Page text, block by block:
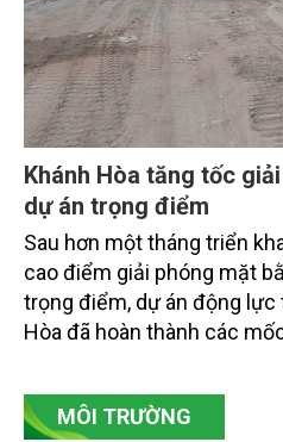
Khánh Hòa tăng tốc
dự án trọng điểm
Sau hơn một tháng triển
cao điểm giải phóng mặt
trọng điểm, dự án động lực
Hòa đã hoàn thành các
vụ tháng 8 và tháng 9 đang
với tiến độ khác nhau.
MÔI TRƯỜNG